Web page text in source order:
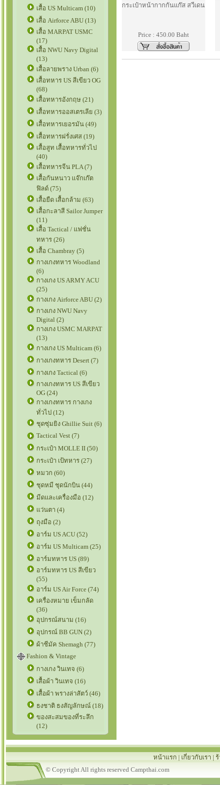
เสื้อ US Multicam (10)
เสื้อ Airforce ABU (13)
เสื้อ MARPAT USMC
(17)
เสื้อ NWU Navy Digital
(13)
เสื้อลายพราง Urban (6)
เสื้อทหาร US สีเขียว OG
(68)
เสื้อทหารอังกฤษ (21)
เสื้อทหารออสเตรเลีย (3)
เสื้อทหารเยอรมัน (49)
เสื้อทหารฝรั่งเศส (19)
เสื้อสูท เสื้อทหารทั่วไป
(40)
เสื้อทหารจีน PLA (7)
เสื้อกันหนาว แจ๊กเก๊ต
ฟิลด์ (75)
เสื้อยืด เสื้อกล้าม (63)
เสื้อกะลาสี Sailor Jumper
(11)
เสื้อ Tactical / แฟชั่น
ทหาร (26)
เสื้อ Chambray (5)
กางเกงทหาร Woodland
(6)
กางเกง US ARMY ACU
(25)
กางเกง Airforce ABU (2)
กางเกง NWU Navy
Digital (2)
กางเกง USMC MARPAT
(13)
กางเกง US Multicam (6)
กางเกงทหาร Desert (7)
กางเกง Tactical (6)
กางเกงทหาร US สีเขียว
OG (24)
กางเกงทหาร กางเกง
ทั่วไป (12)
ชุดซุ่มยิง Ghillie Suit (6)
Tactical Vest (7)
กระเป๋า MOLLE II (50)
กระเป๋า เป้ทหาร (27)
หมวก (60)
ชุดหมี ชุดนักบิน (44)
มีดและเครื่องมือ (12)
แว่นตา (4)
ถุงมือ (2)
อาร์ม US ACU (52)
อาร์ม US Multicam (25)
อาร์มทหาร US (89)
อาร์มทหาร US สีเขียว
(55)
อาร์ม US Air Force (74)
เครื่องหมาย เข็มกลัด
(36)
อุปกรณ์สนาม (16)
อุปกรณ์ BB GUN (2)
ผ้าชีมัค Shemagh (77)
Fashion & Vintage
กางเกง วินเทจ (6)
เสื้อผ้า วินเทจ (16)
เสื้อผ้า พรางล่าสัตว์ (46)
ธงชาติ ธงสัญลักษณ์ (18)
ของสะสมของที่ระลึก
(12)
กระเป๋าหน้ากากกันแก๊ส สวีเดน
Price : 450.00 Baht
หน้าแรก | เกี่ยวกับเรา |
© Copyright All rights reserved Campthai.com